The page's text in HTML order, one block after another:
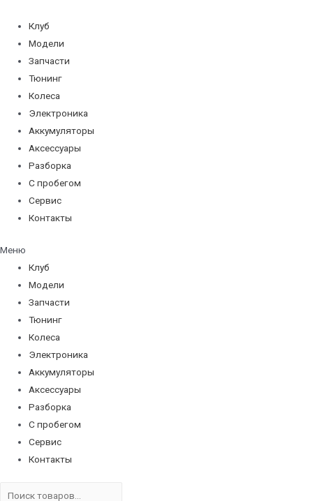
содержимому
Клуб
Модели
Запчасти
Тюнинг
Колеса
Электроника
Аккумуляторы
Аксессуары
Разборка
С пробегом
Сервис
Контакты
Меню
Клуб
Модели
Запчасти
Тюнинг
Колеса
Электроника
Аккумуляторы
Аксессуары
Разборка
С пробегом
Сервис
Контакты